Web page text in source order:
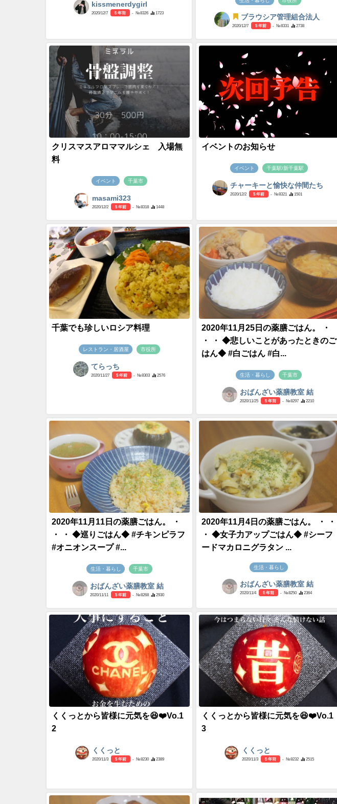
kissmenerdygirl
2020/12/7 5 年前 - №8326 1723
ブラウシア管理組合法人
2020/12/7 5 年前 - №8331 2738
クリスマスアロママルシェ 入場無
料
イベント 千葉市
masami323
2020/12/2 5 年前 - №8318 1448
イベントのお知らせ
イベント 千葉駅/新千葉駅
チャーキーと愉快な仲間たち
2020/12/2 5 年前 - №8321 1501
千葉でも珍しいロシア料理
レストラン・居酒屋 市役所
てらっち
2020/11/27 5 年前 - №8303 2576
2020年11月25日の薬膳ごはん。 ・
・ ・ ◆悲しいことがあったときのご
はん◆ #白ごはん #白...
生活・暮らし 千葉市
おばんざい薬膳教室 結
2020/11/25 5 年前 - №8297 2210
2020年11月11日の薬膳ごはん。 ・
・ ・ ◆巡りごはん◆ #チキンピラフ
#オニオンスープ #...
生活・暮らし 千葉市
おばんざい薬膳教室 結
2020/11/11 5 年前 - №8268 2930
2020年11月4日の薬膳ごはん。 ・ ・
・ ◆女子力アップごはん◆ #シーフ
ードマカロニグラタン ...
生活・暮らし
おばんざい薬膳教室 結
2020/11/4 5 年前 - №8250 2364
くくっとから皆様に元気を😆❤️Vo.1
2
くくっと
2020/11/3 5 年前 - №8230 2389
くくっとから皆様に元気を😆❤️Vo.1
3
くくっと
2020/11/3 5 年前 - №8232 2515